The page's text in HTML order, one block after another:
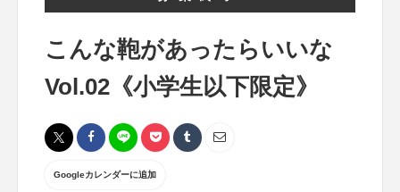
こんな鞄があったらいいな
Vol.02《小学生以下限定》
Googleカレンダーに追加